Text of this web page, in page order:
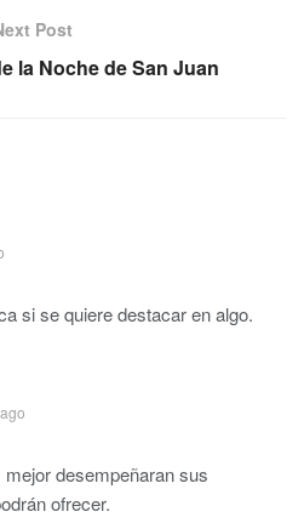
Post
la Noche de San Juan
si se quiere destacar en algo.
desempeñaran sus
ofrecer.